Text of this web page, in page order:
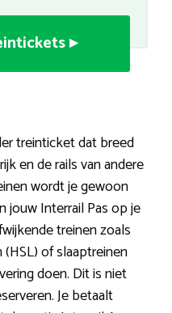
▸
treinticket dat breed
en de rails van andere
wordt je gewoon
jouw Interrail Pas op je
treinen zoals
of slaaptreinen
doen. Dit is niet
Je betaalt